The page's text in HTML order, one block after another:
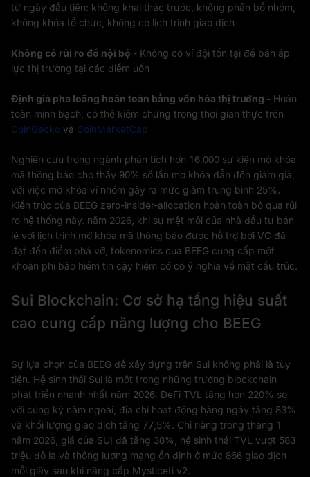
từ ngày đầu tiên: không khai thác trước, không phân bổ nhóm,
không khóa tổ chức, không có lịch trình giao dịch
Không có rủi ro đổ nội bộ - Không có ví đội tồn tại để bán áp
lực thị trường tại các điểm uốn
Định giá pha loãng hoàn toàn bằng vốn hóa thị trường - Hoàn
toàn minh bạch, có thể kiểm chứng trong thời gian thực trên
CoinGecko và CoinMarketCap
Nghiên cứu trong ngành phân tích hơn 16.000 sự kiện mở khóa
mã thông báo cho thấy 90% số lần mở khóa dẫn đến giảm giá,
với việc mở khóa ví nhóm gây ra mức giảm trung bình 25%.
Kiến trúc của BEEG zero-insider-allocation hoàn toàn bỏ qua rủi
ro hệ thống này. năm 2026, khi sự mệt mỏi của nhà đầu tư bán
lẻ với lịch trình mở khóa mã thông báo được hỗ trợ bởi VC đã
đạt đến điểm phá vỡ, tokenomics của BEEG cung cấp một
khoản phí bảo hiểm tin cậy hiếm có có ý nghĩa về mặt cấu trúc.
Sui Blockchain: Cơ sở hạ tầng hiệu suất
cao cung cấp năng lượng cho BEEG
Sự lựa chọn của BEEG để xây dựng trên Sui không phải là tùy
tiện. Hệ sinh thái Sui là một trong những trường blockchain
phát triển nhanh nhất năm 2026: DeFi TVL tăng hơn 220% so
với cùng kỳ năm ngoái, địa chỉ hoạt động hàng ngày tăng 83%
và khối lượng giao dịch tăng 77,5%. Chỉ riêng trong tháng 1
năm 2026, giá của SUI đã tăng 38%, hệ sinh thái TVL vượt 583
triệu đô la và thông lượng mạng ổn định ở mức 866 giao dịch
mỗi giây sau khi nâng cấp Mysticeti v2.